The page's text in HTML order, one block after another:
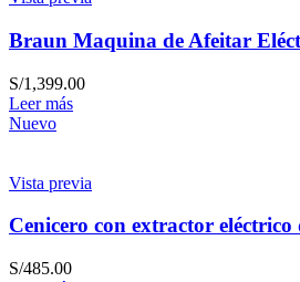
Braun Maquina de Afeitar
S/1,399.00
Leer más
Nuevo
Vista previa
Cenicero con extractor
S/485.00